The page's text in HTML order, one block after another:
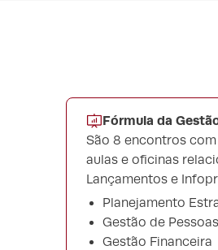
Fórmula da
São 8 encontros
aulas e oficinas
Lançamentos e
Planejamento
Gestão de
Gestão Financeira